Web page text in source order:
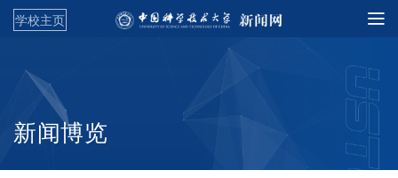
学校主页
新闻博览